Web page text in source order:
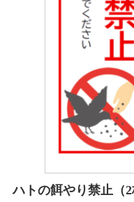
ハトの餌やり禁止（